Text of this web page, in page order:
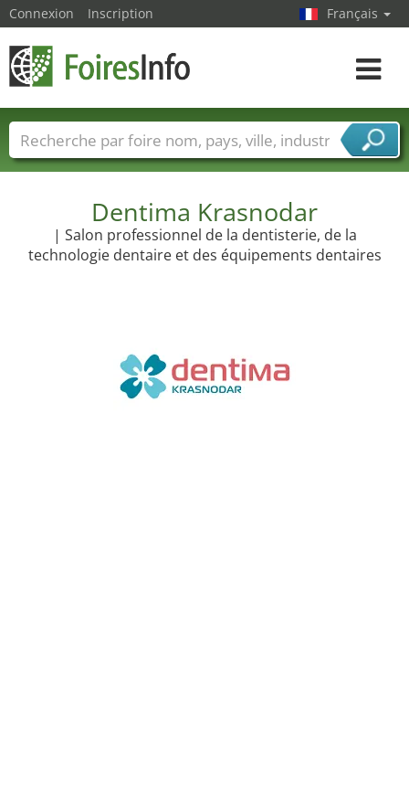
Dentima Krasnodar
| Salon professionnel de la dentisterie, de la
technologie dentaire et des équipements dentaires
Connexion Inscription Français
Toggle
Foire noms Pays Villes
Secteurs de foire